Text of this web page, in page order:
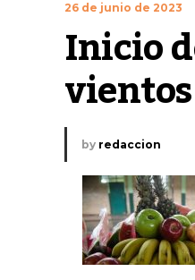
26 de junio de 2023
Inicio
by redaccion